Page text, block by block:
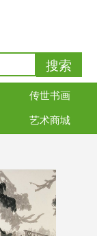
传世书画
艺术商城